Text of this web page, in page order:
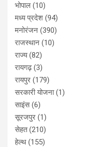
भोपाल (10)
मध्य प्रदेश (94)
मनोरंजन (390)
राजस्थान (10)
राज्य(82)
रायगढ़(3)
रायपुर (179)
सरकारी योजना(1)
साइंस(6)
सूरजपुर (1)
सेहत(210)
हेल्थ (155)